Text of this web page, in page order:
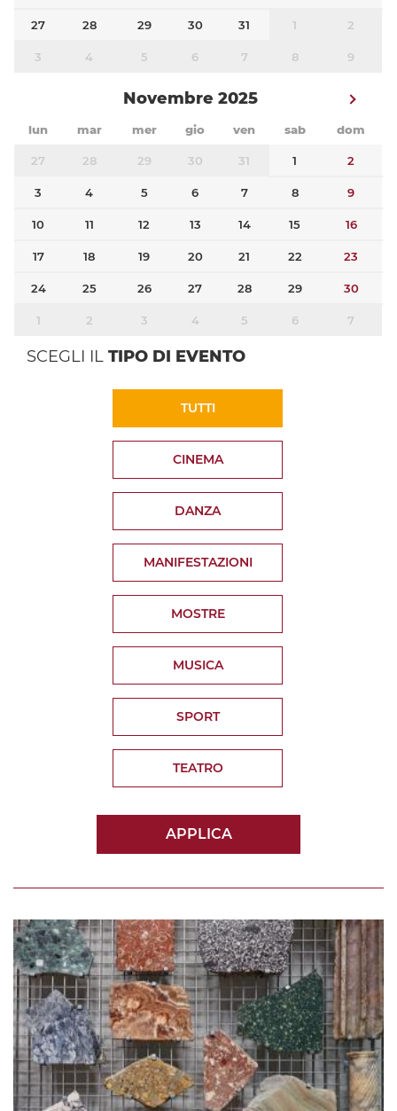
27 28 29 30 31 1 2
3 4 5 6 7 8 9
Novembre 2025
lun mar mer gio ven sab dom
27 28 29 30 31 1 2
3 4 5 6 7 8 9
10 11 12 13 14 15 16
17 18 19 20 21 22 23
24 25 26 27 28 29 30
1 2 3 4 5 6 7
SCEGLI IL TIPO DI EVENTO
TUTTI
CINEMA
DANZA
MANIFESTAZIONI
MOSTRE
MUSICA
SPORT
TEATRO
APPLICA